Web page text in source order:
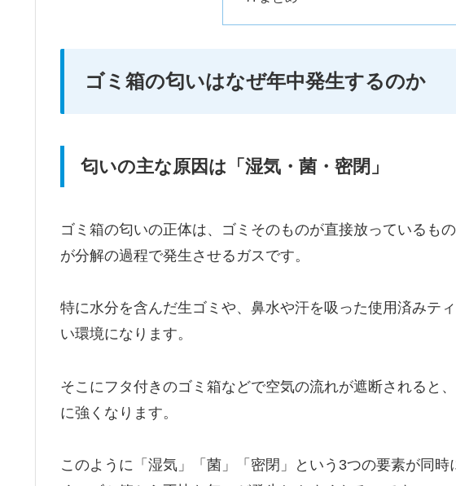
ゴミ箱の匂いはなぜ年中発生するのか
匂いの主な原因は「湿気・菌・密閉」
ゴミ箱の匂いの正体は、ゴミそのものが直接放っているも
が分解の過程で発生させるガスです。
特に水分を含んだ生ゴミや、鼻水や汗を吸った使用済みテ
い環境になります。
そこにフタ付きのゴミ箱などで空気の流れが遮断されると
に強くなります。
このように「湿気」「菌」「密閉」という3つの要素が同